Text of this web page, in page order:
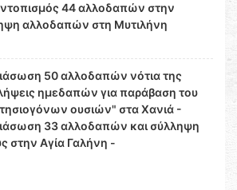
44 αλλοδαπών στην
αλλοδαπών στη Μυτιλήνη
50 αλλοδαπών νότια της
ημεδαπών για παράβαση του
ουσιών" στα Χανιά -
33 αλλοδαπών και σύλληψη
στην Αγία Γαλήνη -